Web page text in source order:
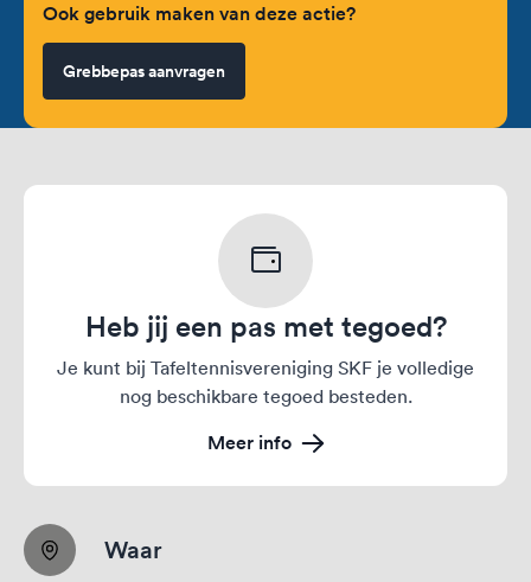
Ook gebruik maken van deze actie?
Grebbepas aanvragen
Heb jij een pas met tegoed?
Je kunt bij Tafeltennisvereniging SKF je volledige
nog beschikbare tegoed besteden.
Meer info
Waar